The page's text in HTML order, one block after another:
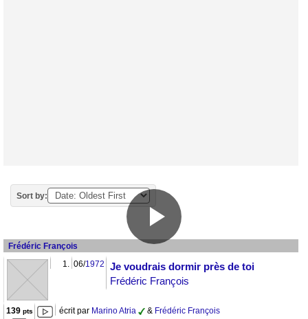
Sort by:
Frédéric François
1. 06/1972
Je voudrais dormir près de toi
Frédéric François
139pts écrit par Marino Atria & Frédéric François